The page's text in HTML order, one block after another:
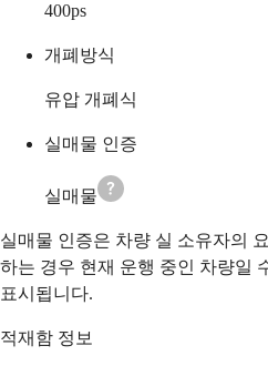
400ps
개폐방식
유압 개폐식
실매물 인증
실매물
실매물 인증은 차량 실 소유자의
하는 경우 현재 운행 중인 차량일
표시됩니다.
적재함 정보